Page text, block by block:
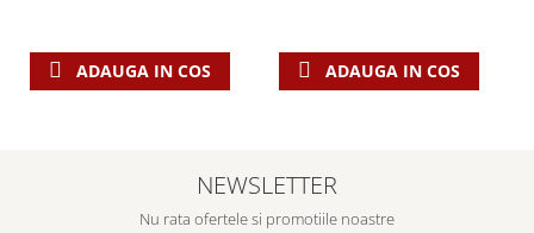
ADAUGA IN COS ADAUGA IN COS
NEWSLETTER
Nu rata ofertele si promotiile noastre